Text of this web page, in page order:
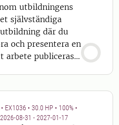
utbildningens
självständiga
där du
och presentera en
arbete publiceras
student som
och välja en
självständiga
EX1036 • 30.0 HP • 100% •
2026-08-31 - 2027-01-17